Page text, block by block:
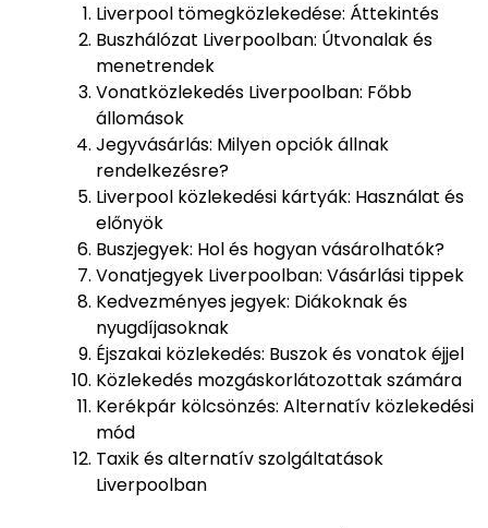
Liverpool tömegközlekedése: Áttekintés
Buszhálózat Liverpoolban: Útvonalak és
menetrendek
Vonatközlekedés Liverpoolban: Főbb
állomások
Jegyvásárlás: Milyen opciók állnak
rendelkezésre?
Liverpool közlekedési kártyák: Használat és
előnyök
Buszjegyek: Hol és hogyan vásárolhatók?
Vonatjegyek Liverpoolban: Vásárlási tippek
Kedvezményes jegyek: Diákoknak és
nyugdíjasoknak
Éjszakai közlekedés: Buszok és vonatok éjjel
Közlekedés mozgáskorlátozottak számára
Kerékpár kölcsönzés: Alternatív közlekedési
mód
Taxik és alternatív szolgáltatások
Liverpoolban